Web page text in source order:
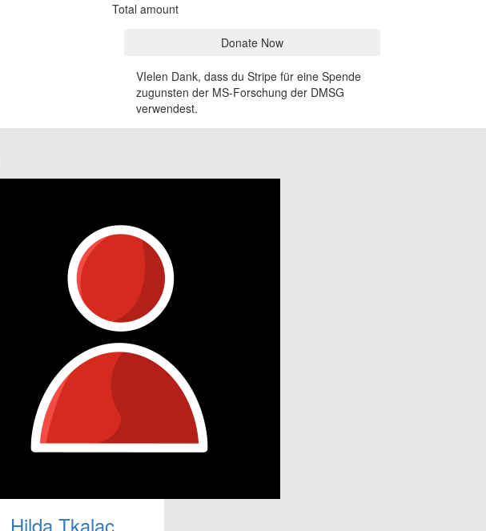
Total amount
Donate Now
VIelen Dank, dass du Stripe für eine Spende
zugunsten der MS-Forschung der DMSG
verwendest.
Hilda Tkalac